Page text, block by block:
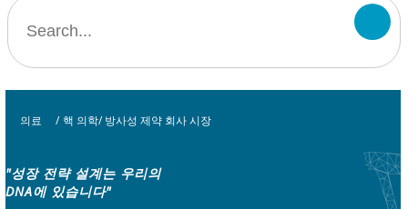
의료 / 핵 의학/ 방사성 제약 회사 시장
"성장 전략 설계는 우리의
DNA에 있습니다"